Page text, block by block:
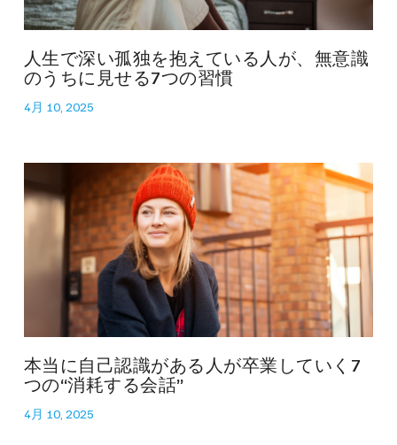
人生で深い孤独を抱えている人が、無意識
のうちに見せる7つの習慣
4月 10, 2025
本当に自己認識がある人が卒業していく7
つの“消耗する会話”
4月 10, 2025